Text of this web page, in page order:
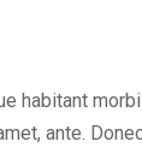
habitant
ante.